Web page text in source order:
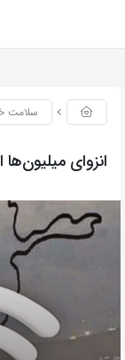
سلامت
انزوای